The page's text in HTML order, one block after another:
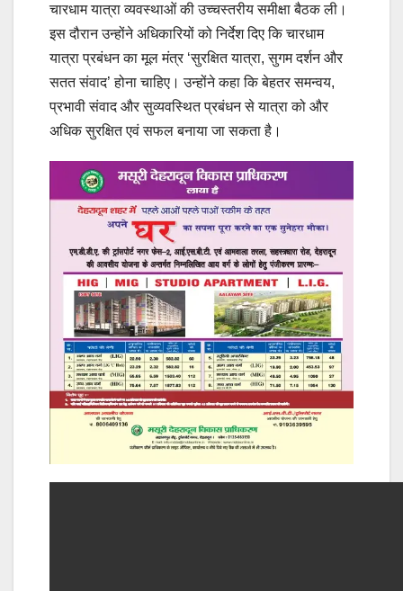
चारधाम यात्रा व्यवस्थाओं की उच्चस्तरीय समीक्षा बैठक ली।
इस दौरान उन्होंने अधिकारियों को निर्देश दिए कि चारधाम
यात्रा प्रबंधन का मूल मंत्र ‘सुरक्षित यात्रा, सुगम दर्शन और
सतत संवाद’ होना चाहिए। उन्होंने कहा कि बेहतर समन्वय,
प्रभावी संवाद और सुव्यवस्थित प्रबंधन से यात्रा को और
अधिक सुरक्षित एवं सफल बनाया जा सकता है।